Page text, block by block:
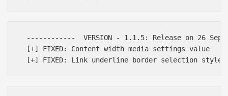
------------  VERSION - 1.1.5: Release on 26
  [+] FIXED: Content width media settings value